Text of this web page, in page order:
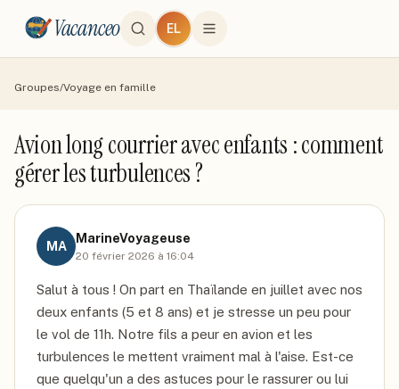
Vacanceo EL
Groupes/Voyage en famille
Avion long courrier avec enfants : comment
gérer les turbulences ?
MA
MarineVoyageuse
20 février 2026 à 16:04
Salut à tous ! On part en Thaïlande en juillet avec nos
deux enfants (5 et 8 ans) et je stresse un peu pour
le vol de 11h. Notre fils a peur en avion et les
turbulences le mettent vraiment mal à l'aise. Est-ce
que quelqu'un a des astuces pour le rassurer ou lui